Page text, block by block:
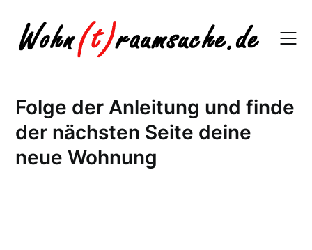
content
Folge der Anleitung und finde
der nächsten Seite deine
neue Wohnung